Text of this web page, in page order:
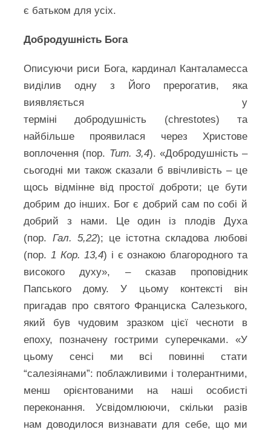
є батьком для усіх.
Добродушність Бога
Описуючи риси Бога, кардинал Канталамесса
виділив одну з Його прерогатив, яка
виявляється у
терміні добродушність (chrestotes) та
найбільше проявилася через Христове
воплочення (пор. Тит. 3,4). «Добродушність –
сьогодні ми також сказали б ввічливість – це
щось відмінне від простої доброти; це бути
добрим до інших. Бог є добрий сам по собі й
добрий з нами. Це один із плодів Духа
(пор. Гал. 5,22); це істотна складова любові
(пор. 1 Кор. 13,4) і є ознакою благородного та
високого духу», – сказав проповідник
Папського дому. У цьому контексті він
пригадав про святого Франциска Салезького,
який був чудовим зразком цієї чесноти в
епоху, позначену гострими суперечками. «У
цьому сенсі ми всі повинні стати
“салезіянами”: поблажливими і толерантними,
менш орієнтованими на наші особисті
переконання. Усвідомлюючи, скільки разів
нам доводилося визнавати для себе, що ми